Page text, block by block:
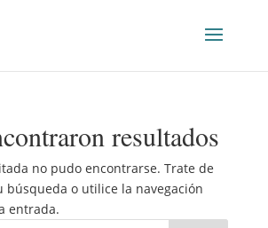
resultados
no pudo encontrarse. Trate de
búsqueda o utilice la navegación
entrada.